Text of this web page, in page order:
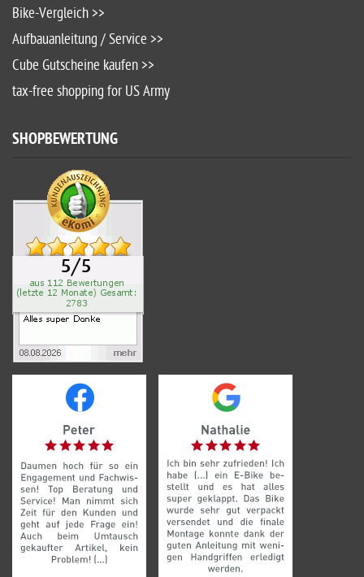
Bike-Vergleich >>
Aufbauanleitung / Service >>
Cube Gutscheine kaufen >>
tax-free shopping for US Army
SHOPBEWERTUNG